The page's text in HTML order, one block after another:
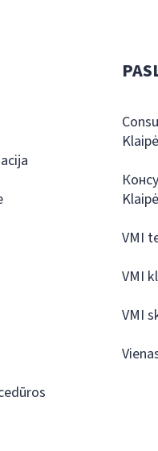
VMI
VMI
VMI